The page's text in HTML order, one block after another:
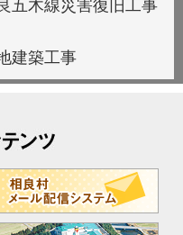
木線災害復旧工事
建築工事